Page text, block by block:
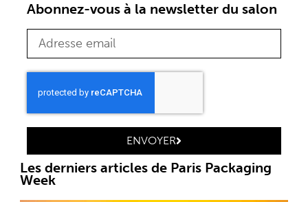
Abonnez-vous à la newsletter du salon
ENVOYER
Les derniers articles de Paris Packaging
Week